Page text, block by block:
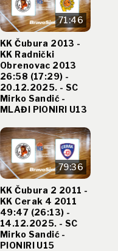
71:46
KK Čubura 2013 -
KK Radnički
Obrenovac 2013
26:58 (17:29) -
20.12.2025. - SC
Mirko Sandić -
MLAĐI PIONIRI U13
79:36
KK Čubura 2 2011 -
KK Cerak 4 2011
49:47 (26:13) -
14.12.2025. - SC
Mirko Sandić -
PIONIRI U15